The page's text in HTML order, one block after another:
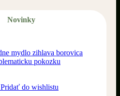
Novinky
Pridať do wishlistu